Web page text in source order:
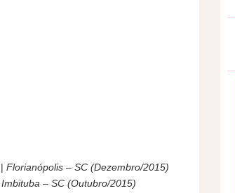
| Florianópolis – SC (Dezembro/2015)
Imbituba – SC (Outubro/2015)